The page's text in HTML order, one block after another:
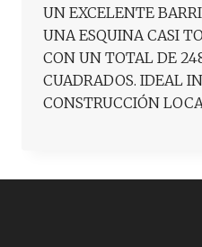
UN EXCELENTE
UNA ESQUINA CASI
CON UN TOTAL DE
CUADRADOS. IDEAL
CONSTRUCCIÓN